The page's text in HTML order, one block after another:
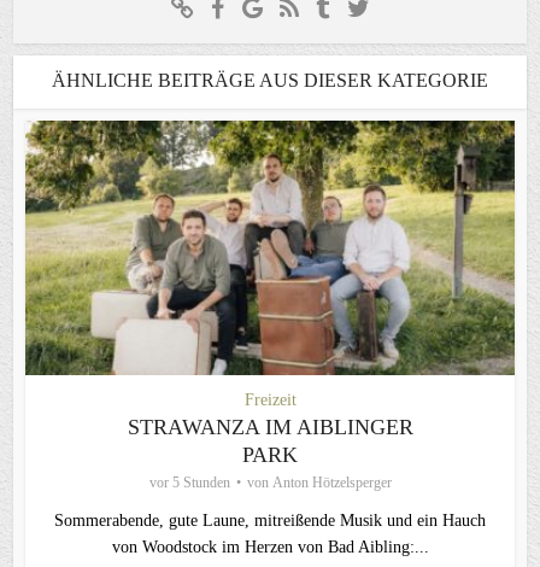
ÄHNLICHE BEITRÄGE AUS DIESER KATEGORIE
Freizeit
STRAWANZA IM AIBLINGER
PARK
vor 5 Stunden von Anton Hötzelsperger
Sommerabende, gute Laune, mitreißende Musik und ein Hauch
von Woodstock im Herzen von Bad Aibling:...